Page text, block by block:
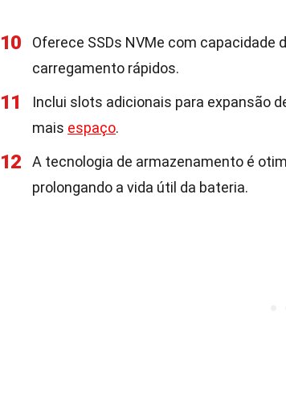
10
Oferece SSDs NVMe com capacidade
carregamento rápidos.
11
Inclui slots adicionais para expansão
mais espaço.
12
A tecnologia de armazenamento é
prolongando a vida útil da bateria.